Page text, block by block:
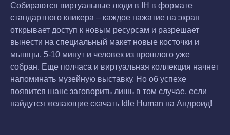
Собираются виртуальные люди в IH в формате
стандартного кликера – каждое нажатие на экран
открывает доступ к новым ресурсам и разрешает
вынести на специальный макет новые косточки и
мышцы. 5-10 минут и человек из прошлого уже
собран. Еще полчаса и виртуальная коллекция начнет
напоминать музейную выставку. Но об успехе
появится шанс заговорить лишь в том случае, если
найдутся желающие скачать Idle Human на Андроид!